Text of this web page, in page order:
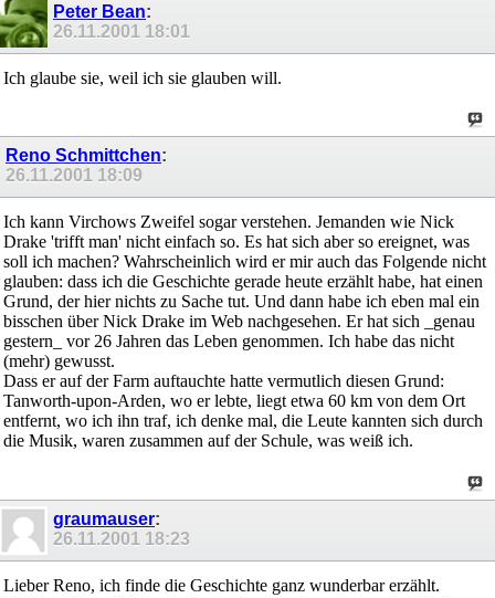
Peter Bean:
26.11.2001 18:01
Ich glaube sie, weil ich sie glauben will.
Reno Schmittchen:
26.11.2001 18:09
Ich kann Virchows Zweifel sogar verstehen. Jemanden wie Nick
Drake 'trifft man' nicht einfach so. Es hat sich aber so ereignet, was
soll ich machen? Wahrscheinlich wird er mir auch das Folgende nicht
glauben: dass ich die Geschichte gerade heute erzählt habe, hat einen
Grund, der hier nichts zu Sache tut. Und dann habe ich eben mal ein
bisschen über Nick Drake im Web nachgesehen. Er hat sich _genau
gestern_ vor 26 Jahren das Leben genommen. Ich habe das nicht
(mehr) gewusst.
Dass er auf der Farm auftauchte hatte vermutlich diesen Grund:
Tanworth-upon-Arden, wo er lebte, liegt etwa 60 km von dem Ort
entfernt, wo ich ihn traf, ich denke mal, die Leute kannten sich durch
die Musik, waren zusammen auf der Schule, was weiß ich.
graumauser:
26.11.2001 18:23
Lieber Reno, ich finde die Geschichte ganz wunderbar erzählt.